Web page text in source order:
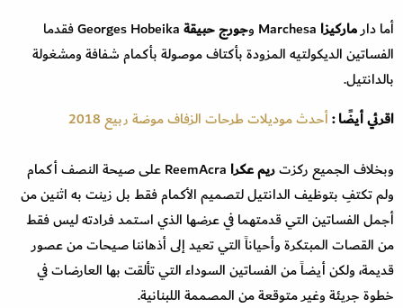
أما دارماركيزا جورج حبيقة
Georges Hobeika فقدما
الفساتين الديكولتيه المزودة بأكتاف موصولة بأكمام شفافة ومشغولة
بالدانتيل.
اقرئي أيضًا :أحدث موديلات طرحات الزفاف موضة ربيع 2018
وبخلاف الجميع ركزتريم عكرا
ReemAcra على صيحة النصف أكمام
ولم تكتفِ بتوظيف الدانتيل لتصميم الأكمام فقط بل زينت به اثنين من
أجمل الفساتين التي قدمتهما في عرضها الذي استمد فرادته ليس فقط
من القصات المبتكرة وأحياناً التي تعيد إلى أذهاننا صيحات من عصور
قديمة، ولكن أيضاً من الفساتين السوداء التي تألقت بها العارضات في
خطوة جريئة وغير متوقعة من المصممة اللبنانية.